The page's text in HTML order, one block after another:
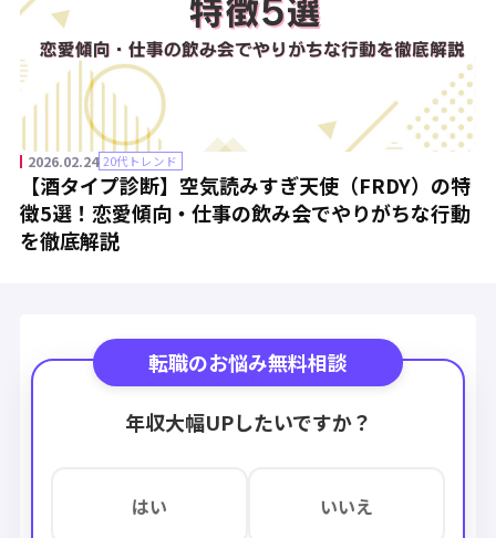
2026.02.24 20代トレンド
【酒タイプ診断】空気読みすぎ天使（FRDY）の特
徴5選！恋愛傾向・仕事の飲み会でやりがちな行動
を徹底解説
転職のお悩み無料相談
年収大幅UPしたいですか？
はい いいえ